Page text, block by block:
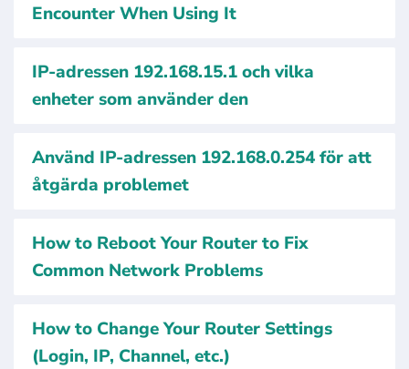
Encounter When Using It
IP-adressen 192.168.15.1 och vilka
enheter som använder den
Använd IP-adressen 192.168.0.254 för att
åtgärda problemet
How to Reboot Your Router to Fix
Common Network Problems
How to Change Your Router Settings
(Login, IP, Channel, etc.)